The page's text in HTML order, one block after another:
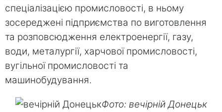
спеціалізацією промисловості, в ньому
зосереджені підприємства по виготовлення
та розповсюдження електроенергії, газу,
води, металургії, харчової промисловості,
вугільної промисловості та
машинобудування.
Фото: вечірній Донецьк